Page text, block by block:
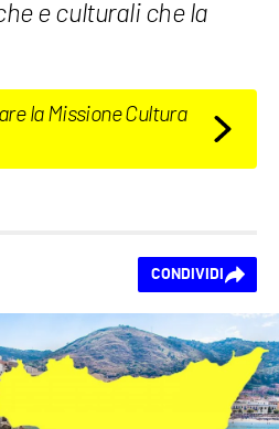
e culturali che la
la Missione Cultura
CONDIVIDI